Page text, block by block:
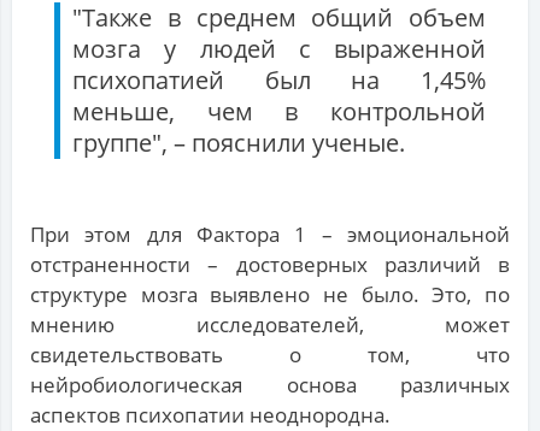
"Также в среднем общий объем
мозга у людей с выраженной
психопатией был на 1,45%
меньше, чем в контрольной
группе", – пояснили ученые.
При этом для Фактора 1 – эмоциональной
отстраненности – достоверных различий в
структуре мозга выявлено не было. Это, по
мнению исследователей, может
свидетельствовать о том, что
нейробиологическая основа различных
аспектов психопатии неоднородна.